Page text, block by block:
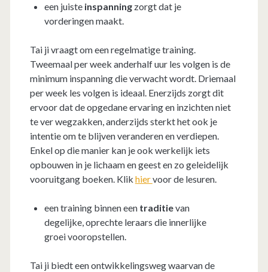
een juiste inspanningzorgt dat je
vorderingen maakt.
Tai ji vraagt om een regelmatige training.
Tweemaal per week anderhalf uur les volgen is de
minimum inspanning die verwacht wordt. Driemaal
per week les volgen is ideaal. Enerzijds zorgt dit
ervoor dat de opgedane ervaring en inzichten niet
te ver wegzakken, anderzijds sterkt het ook je
intentie om te blijven veranderen en verdiepen.
Enkel op die manier kan je ook werkelijk iets
opbouwen in je lichaam en geest en zo geleidelijk
vooruitgang boeken. Klik hiervoor de lesuren.
een training binnen een traditievan
degelijke, oprechte leraars die innerlijke
groei vooropstellen.
Tai ji biedt een ontwikkelingsweg waarvan de